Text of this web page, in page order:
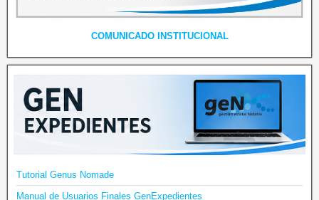
COMUNICADO INSTITUCIONAL
Tutorial Genus Nomade
Manual de Usuarios Finales GenExpedientes